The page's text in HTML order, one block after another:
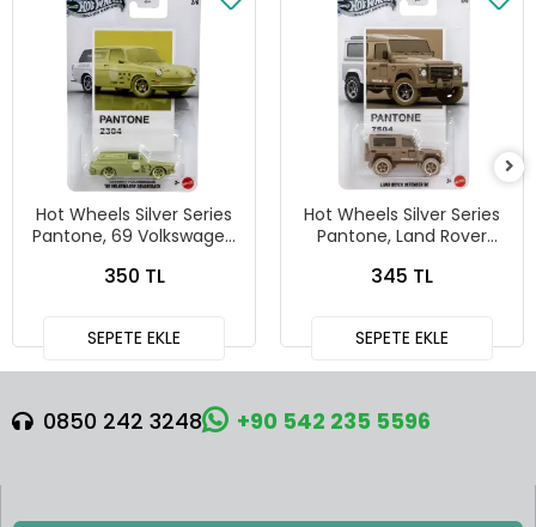
Hot Wheels Silver Series
Pantone, 69 Volkswagen
350 TL
SEPETE EKLE
Hot Wheels Silver Series
Pantone, Land Rover
345 TL
SEPETE EKLE
0850 242 3248 +90 542 235 5596